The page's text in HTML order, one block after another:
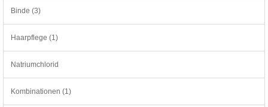
Binde (3)
Haarpflege (1)
Natriumchlorid
Kombinationen (1)